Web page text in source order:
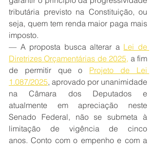
tributária previsto na Constituição, ou
seja, quem tem renda maior paga mais
imposto.
— A proposta busca alterar a Lei de
Diretrizes Orçamentárias de 2025, a fim
de permitir que o Projeto de Lei
1.087/2025, aprovado por unanimidade
na Câmara dos Deputados e
atualmente em apreciação neste
Senado Federal, não se submeta à
limitação de vigência de cinco
anos. Conto com o empenho e com a